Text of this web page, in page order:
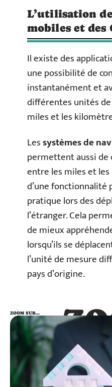
L’utilisation
mobiles et des
Il existe des
une possibilité de
instantanément et
différentes unités
miles et les
Lessystèmes de
permettent aussi de
entre les miles et
d’une
pratique lors des
l’étranger. Cela
de mieux
lorsqu’ils se
l’unité de mesure
pays d’origine.
ZOOM SUR…